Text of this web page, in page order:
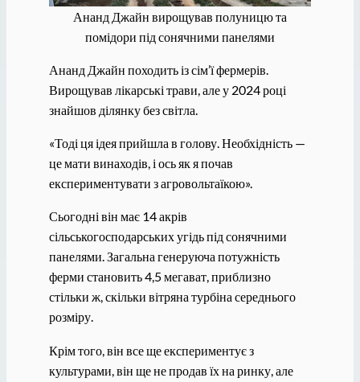
Ананд Джайн вирощував полуницю та
помідори під сонячними панелями
Ананд Джайн походить із сім’ї фермерів.
Вирощував лікарські трави, але у 2024 році
знайшов ділянку без світла.
«Тоді ця ідея прийшла в голову. Необхідність —
це мати винаходів, і ось як я почав
експериментувати з агровольтаїкою».
Сьогодні він має 14 акрів
сільськогосподарських угідь під сонячними
панелями. Загальна генеруюча потужність
ферми становить 4,5 мегават, приблизно
стільки ж, скільки вітряна турбіна середнього
розміру.
Крім того, він все ще експериментує з
культурами, він ще не продав їх на ринку, але